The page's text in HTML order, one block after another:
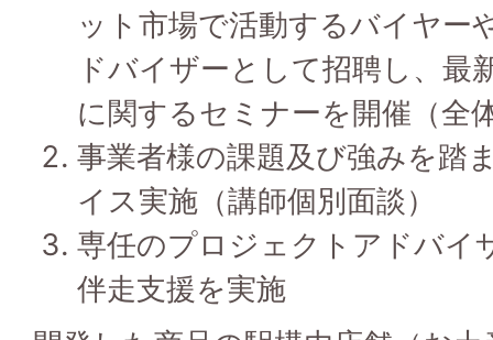
ット市場で活動するバイヤー
ドバイザーとして招聘し、最
に関するセミナーを開催（全
事業者様の課題及び強みを踏
イス実施（講師個別面談）
専任のプロジェクトアドバイ
伴走支援を実施